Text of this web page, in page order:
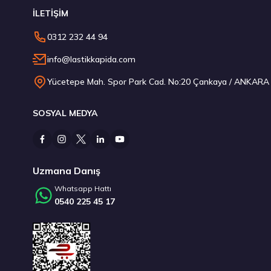
Hankook 275/30R20 97Y XL Ventus S1 evo3 K127 Yaz 2026
13.619,10 ₺
Laufenn 215/60R17 96H G FIT EQ+ LK41 Yaz 2026
4.702,50 ₺
İLETİŞİM
0312 232 44 94
info@lastikkapida.com
Yücetepe Mah. Spor Park Cad. No:20 Çankaya / ANKARA
SOSYAL MEDYA
Uzmana Danış
Whatsapp Hattı
0540 225 45 17